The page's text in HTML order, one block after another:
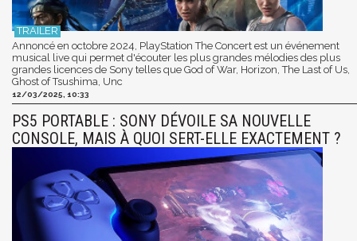
Annoncé en octobre 2024, PlayStation The Concert est un événement
musical live qui permet d'écouter les plus grandes mélodies des plus
grandes licences de Sony telles que God of War, Horizon, The Last of Us,
Ghost of Tsushima, Unc
12/03/2025, 10:33
PS5 PORTABLE : SONY DÉVOILE SA NOUVELLE
CONSOLE, MAIS À QUOI SERT-ELLE EXACTEMENT ?